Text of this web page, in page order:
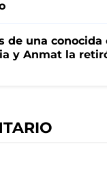
de una conocida
y Anmat la